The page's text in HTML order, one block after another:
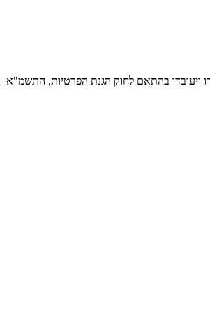
לחוק הגנת הפרטיות, התשמ"א–1981 (כולל תיקון 13), ובהתאם ל